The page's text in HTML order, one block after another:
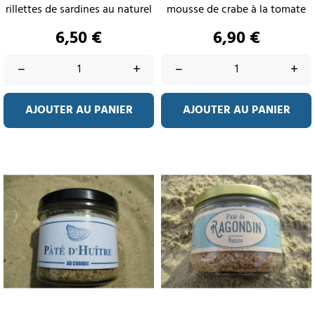
rillettes de sardines au naturel
Prix
6,50 €
– +
AJOUTER AU PANIER
mousse de crabe à la tomate
Prix
6,90 €
– +
AJOUTER AU PANIER